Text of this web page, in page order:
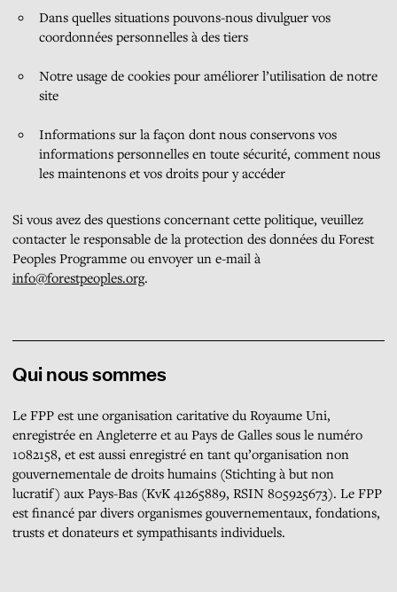
Dans quelles situations pouvons-nous divulguer vos
coordonnées personnelles à des tiers
Notre usage de cookies pour améliorer l’utilisation de notre
site
Informations sur la façon dont nous conservons vos
informations personnelles en toute sécurité, comment nous
les maintenons et vos droits pour y accéder
Si vous avez des questions concernant cette politique, veuillez
contacter le responsable de la protection des données du Forest
Peoples Programme ou envoyer un e-mail à
info@forestpeoples.org.
Qui nous sommes
Le FPP est une organisation caritative du Royaume Uni,
enregistrée en Angleterre et au Pays de Galles sous le numéro
1082158, et est aussi enregistré en tant qu’organisation non
gouvernementale de droits humains (Stichting à but non
lucratif) aux Pays-Bas (KvK 41265889, RSIN 805925673). Le FPP
est financé par divers organismes gouvernementaux, fondations,
trusts et donateurs et sympathisants individuels.